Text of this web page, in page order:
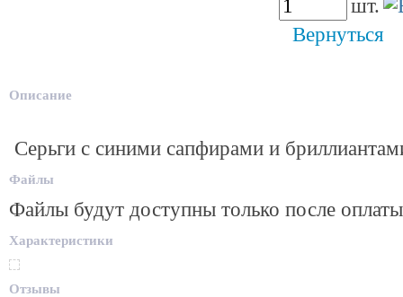
шт.
Вернуться
Описание
Серьги с синими сапфирами и
Файлы
Файлы будут доступны только после оплаты
Характеристики
Отзывы